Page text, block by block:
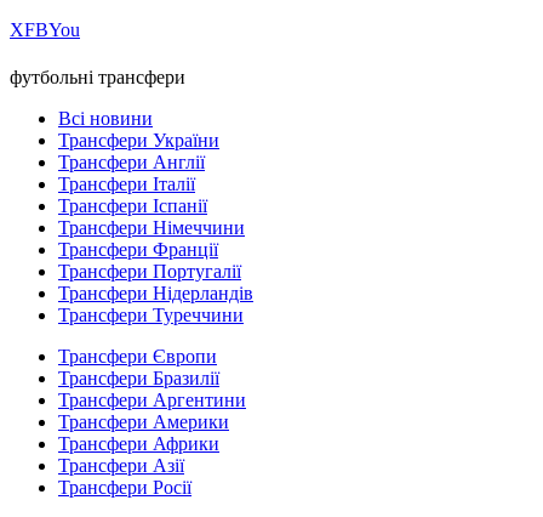
ХFBYou
футбольні трансфери
Всі новини
Трансфери України
Трансфери Англії
Трансфери Італії
Трансфери Іспанії
Трансфери Німеччини
Трансфери Франції
Трансфери Португалії
Трансфери Нідерландів
Трансфери Туреччини
Трансфери Європи
Трансфери Бразилії
Трансфери Аргентини
Трансфери Америки
Трансфери Африки
Трансфери Азії
Трансфери Росії